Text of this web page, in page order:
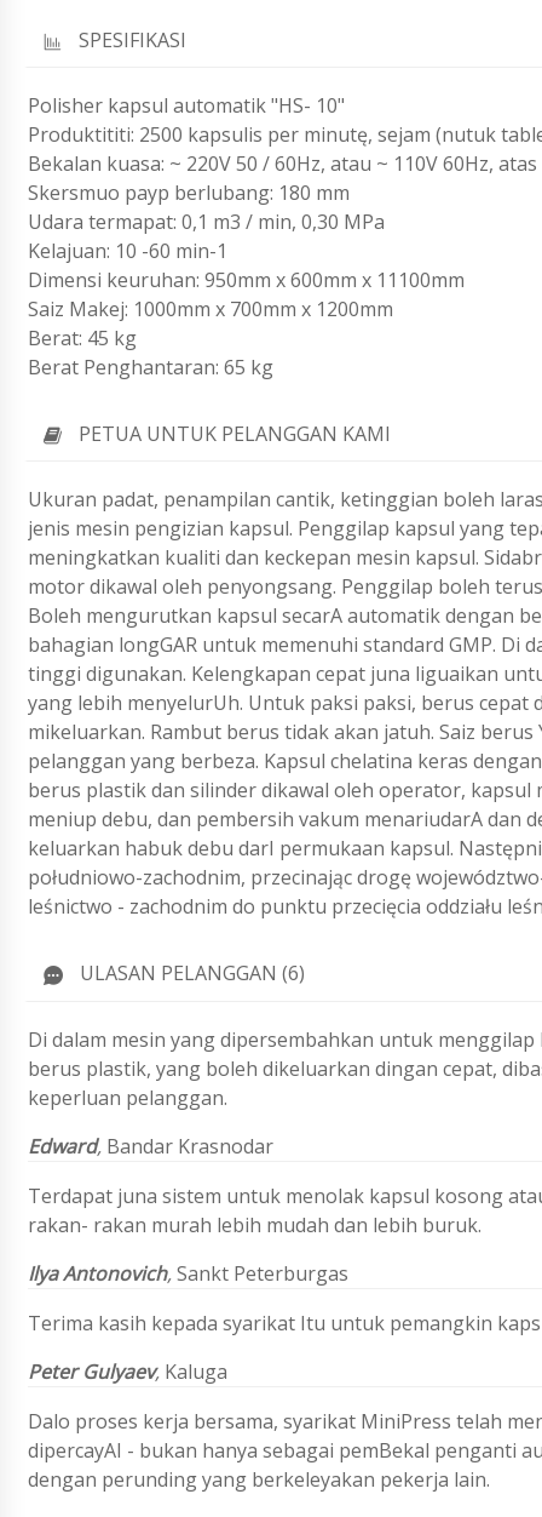
SPESIFIKASI
Polisher kapsul automatik "HS- 10"
Produktititi: 2500 kapsulis per minutę, sejam (nutuk
Bekalan kuasa: ~ 220V 50 / 60Hz, atau ~ 110V 60Hz,
Skersmuo payp berlubang: 180 mm
Udara termapat: 0,1 m3 / min, 0,30 MPa
Kelajuan: 10 -60 min-1
Dimensi keuruhan: 950mm x 600mm x 11100mm
Saiz Makej: 1000mm x 700mm x 1200mm
Berat: 45 kg
Berat Penghantaran: 65 kg
PETUA UNTUK PELANGGAN KAMI
Ukuran padat, penampilan cantik, ketinggian boleh
jenis mesin pengizian kapsul. Penggilap kapsul yang
meningkatkan kualiti dan keckepan mesin kapsul.
motor dikawal oleh penyongsang. Penggilap boleh
Boleh mengurutkan kapsul secarA automatik dengan
bahagian longGAR untuk memenuhi standard GMP. Di
tinggi digunakan. Kelengkapan cepat juna liguaikan
yang lebih menyelurUh. Untuk paksi paksi, berus cepat
mikeluarkan. Rambut berus tidak akan jatuh. Saiz
pelanggan yang berbeza. Kapsul chelatina keras
berus plastik dan silinder dikawal oleh operator,
meniup debu, dan pembersih vakum menariudarA dan
keluarkan habuk debu darI permukaan kapsul.
południowo-zachodnim, przecinając drogę
leśnictwo - zachodnim do punktu przecięcia oddziału
ULASAN PELANGGAN (6)
Di dalam mesin yang dipersembahkan untuk
berus plastik, yang boleh dikeluarkan dingan cepat,
keperluan pelanggan.
Edward, Bandar Krasnodar
Terdapat juna sistem untuk menolak kapsul kosong
rakan- rakan murah lebih mudah dan lebih buruk.
Ilya Antonovich,Sankt Peterburgas
Terima kasih kepada syarikat Itu untuk pemangkin
Peter Gulyaev, Kaluga
Dalo proses kerja bersama, syarikat MiniPress telah
dipercayAI - bukan hanya sebagai pemBekal penganti
dengan perunding yang berkeleyakan pekerja lain.